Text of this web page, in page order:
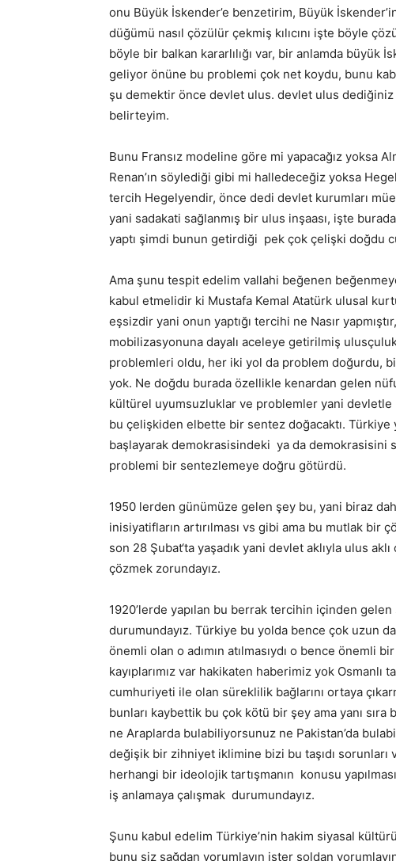
onu Büyük İskender’e benzetirim, Büyük
düğümü nasıl çözülür çekmiş kılıcını işte böyle
böyle bir balkan kararlılığı var, bir anlamda büyük
geliyor önüne bu problemi çok net koydu, bunu
şu demektir önce devlet ulus. devlet ulus dediğiniz
belirteyim.
Bunu Fransız modeline göre mi yapacağız yoksa
Renan’ın söylediği gibi mi halledeceğiz yoksa
tercih Hegelyendir, önce dedi devlet kurumları
yani sadakati sağlanmış bir ulus inşaası, işte
yaptı şimdi bunun getirdiği pek çok çelişki doğdu
Ama şunu tespit edelim vallahi beğenen
kabul etmelidir ki Mustafa Kemal Atatürk ulusal
eşsizdir yani onun yaptığı tercihi ne Nasır
mobilizasyonuna dayalı aceleye getirilmiş
problemleri oldu, her iki yol da problem doğurdu,
yok. Ne doğdu burada özellikle kenardan gelen
kültürel uyumsuzluklar ve problemler yani devletle
bu çelişkiden elbette bir sentez doğacaktı. Türkiye
başlayarak demokrasisindeki ya da demokrasisini
problemi bir sentezlemeye doğru götürdü.
1950 lerden günümüze gelen şey bu, yani biraz
inisiyatifların artırılması vs gibi ama bu mutlak bir
son 28 Şubat‘ta yaşadık yani devlet aklıyla ulus
çözmek zorundayız.
1920’lerde yapılan bu berrak tercihin içinden
durumundayız. Türkiye bu yolda bence çok uzun
önemli olan o adımın atılmasıydı o bence önemli
kayıplarımız var hakikaten haberimiz yok
cumhuriyeti ile olan süreklilik bağlarını ortaya
bunları kaybettik bu çok kötü bir şey ama yanı
ne Araplarda bulabiliyorsunuz ne Pakistan’da
değişik bir zihniyet iklimine bizi bu taşıdı
herhangi bir ideolojik tartışmanın konusu
iş anlamaya çalışmak durumundayız.
Şunu kabul edelim Türkiye’nin hakim siyasal
bunu siz sağdan yorumlayın ister soldan